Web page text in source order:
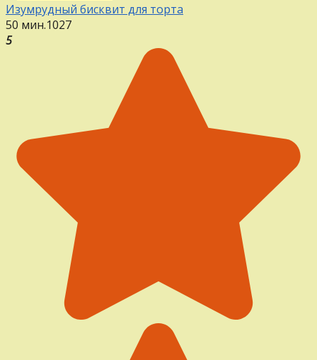
Изумрудный бисквит для торта
50 мин.1027
5